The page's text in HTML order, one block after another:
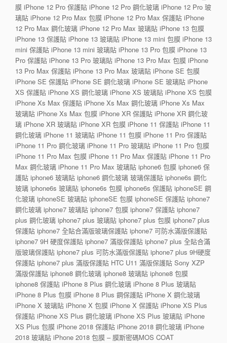
膜 iPhone 12 Pro 保護貼 iPhone 12 Pro 鋼化玻璃 iPhone 12 Pro 玻
璃貼 iPhone 12 Pro Max 包膜 iPhone 12 Pro Max 保護貼 iPhone
12 Pro Max 鋼化玻璃 iPhone 12 Pro Max 玻璃貼 iPhone 13 包膜
iPhone 13 保護貼 iPhone 13 玻璃貼 iPhone 13 mini 包膜 iPhone 13
mini 保護貼 iPhone 13 mini 玻璃貼 iPhone 13 Pro 包膜 iPhone 13
Pro 保護貼 iPhone 13 Pro 玻璃貼 iPhone 13 Pro Max 包膜 iPhone
13 Pro Max 保護貼 iPhone 13 Pro Max 玻璃貼 iPhone SE 包膜
iPhone SE 保護貼 iPhone SE 鋼化玻璃 iPhone SE 玻璃貼 iPhone
XS 保護貼 iPhone XS 鋼化玻璃 iPhone XS 玻璃貼 iPhone XS 包膜
iPhone Xs Max 保護貼 iPhone Xs Max 鋼化玻璃 iPhone Xs Max
玻璃貼 iPhone Xs Max 包膜 iPhone XR 保護貼 iPhone XR 鋼化玻
璃 iPhone XR 玻璃貼 iPhone XR 包膜 iPhone 11 保護貼 iPhone 11
鋼化玻璃 iPhone 11 玻璃貼 iPhone 11 包膜 iPhone 11 Pro 保護貼
iPhone 11 Pro 鋼化玻璃 iPhone 11 Pro 玻璃貼 iPhone 11 Pro 包膜
iPhone 11 Pro Max 包膜 iPhone 11 Pro Max 保護貼 iPhone 11 Pro
Max 鋼化玻璃 iPhone 11 Pro Max 玻璃貼 iphone6 包膜 iphone6 保
護貼 iphone6 玻璃貼 iphone6 鋼化玻璃 玻璃保護貼 iphone6s 鋼化
玻璃 iphone6s 玻璃貼 iphone6s 包膜 iphone6s 保護貼 iphoneSE 鋼
化玻璃 iphoneSE 玻璃貼 iphoneSE 包膜 iphoneSE 保護貼 iphone7
鋼化玻璃 iphone7 玻璃貼 iphone7 包膜 iphone7 保護貼 iphone7
plus 鋼化玻璃 iphone7 plus 玻璃貼 iphone7 plus 包膜 iphone7 plus
保護貼 iphone7 全貼合滿版玻璃保護貼 iphone7 可防水滿版保護貼
iphone7 9H 硬度保護貼 iphone7 滿版保護貼 iphone7 plus 全貼合滿
版玻璃保護貼 iphone7 plus 可防水滿版保護貼 iphone7 plus 9H硬度
保護貼 iphone7 plus 滿版保護貼 HTC U11 滿版保護貼 Sony XZP
滿版保護貼 iphone8 鋼化玻璃 iphone8 玻璃貼 iphone8 包膜
iphone8 保護貼 iPhone 8 Plus 鋼化玻璃 iPhone 8 Plus 玻璃貼
iPhone 8 Plus 包膜 iPhone 8 Plus 鋼保護貼 iPhone X 鋼化玻璃
iPhone X 玻璃貼 iPhone X 包膜 iPhone X 保護貼 iPhone XS Plus
保護貼 iPhone XS Plus 鋼化玻璃 iPhone XS Plus 玻璃貼 iPhone
XS Plus 包膜 iPhone 2018 保護貼 iPhone 2018 鋼化玻璃 iPhone
2018 玻璃貼 iPhone 2018 包膜 – 膜斯密碼MOS COAT